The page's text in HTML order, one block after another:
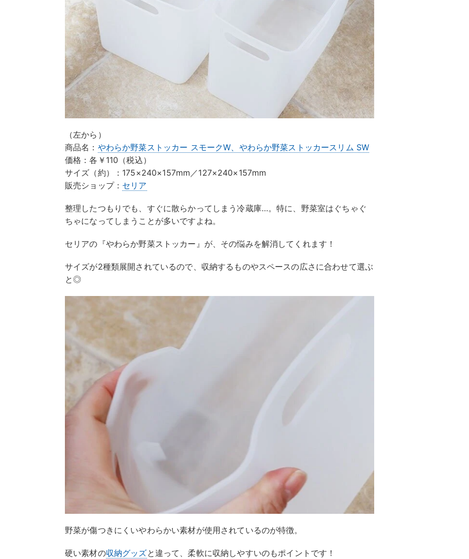
（左から）
商品名： やわらか野菜ストッカー スモークW、やわらか野菜ストッカースリム SW
価格：各￥110（税込）
サイズ（約）：175×240×157mm／127×240×157mm
販売ショップ： セリア
整理したつもりでも、すぐに散らかってしまう冷蔵庫…。特に、野菜室はぐちゃぐ
ちゃになってしまうことが多いですよね。
セリアの『やわらか野菜ストッカー』が、その悩みを解消してくれます！
サイズが2種類展開されているので、収納するものやスペースの広さに合わせて選ぶ
と◎
野菜が傷つきにくいやわらかい素材が使用されているのが特徴。
硬い素材の収納グッズと違って、柔軟に収納しやすいのもポイントです！